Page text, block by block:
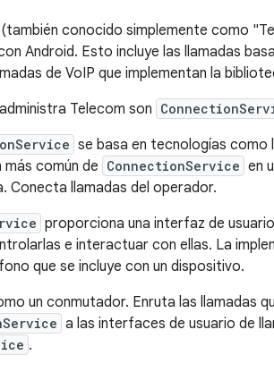
conocido simplemente como
Android. Esto incluye las llamadas
de VoIP que implementan la
Telecom son
se basa en tecnologías como
común de ConnectionService en
Conecta llamadas del operador.
proporciona una interfaz de
e interactuar con ellas. La
que se incluye con un dispositivo.
un conmutador. Enruta las llamadas
a las interfaces de usuario de
.